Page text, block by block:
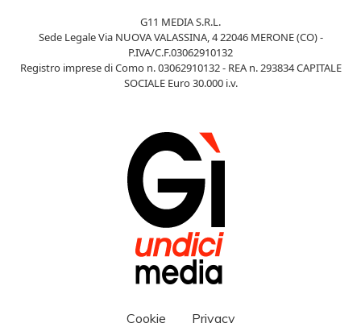
G11 MEDIA S.R.L.
Sede Legale Via NUOVA VALASSINA, 4 22046 MERONE (CO) -
P.IVA/C.F.03062910132
Registro imprese di Como n. 03062910132 - REA n. 293834 CAPITALE
SOCIALE Euro 30.000 i.v.
Cookie Privacy